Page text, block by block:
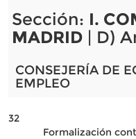
Sección: I.
MADRID| D)
CONSEJERÍA DE
EMPLEO
32
Formalización